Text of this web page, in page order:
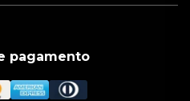
pagamento